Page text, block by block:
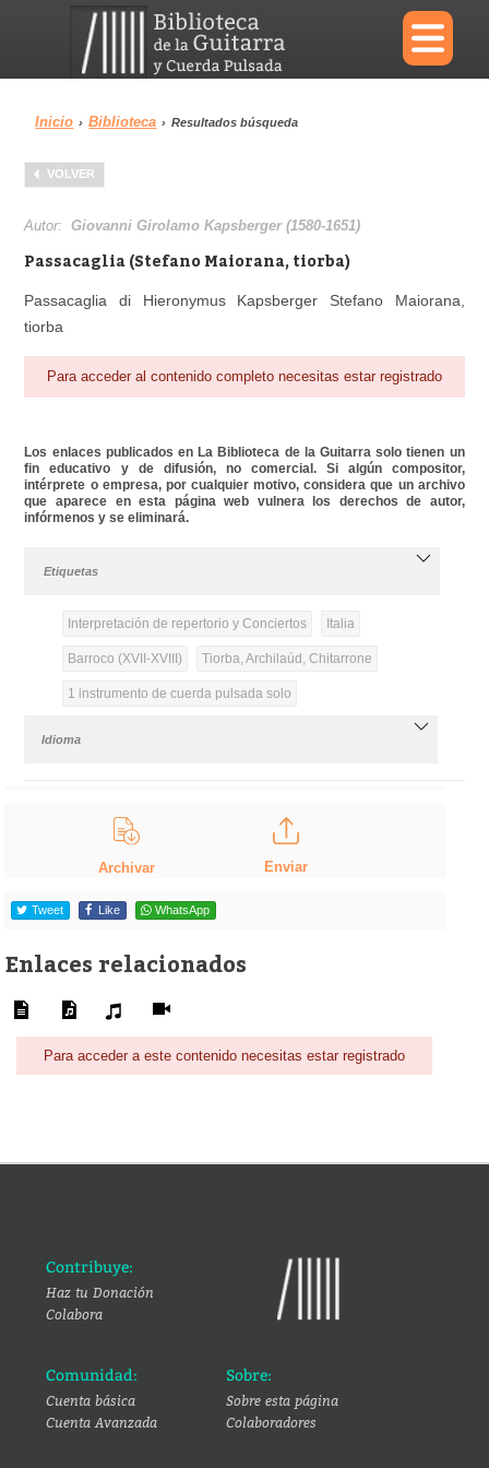
×
Menu
Biblioteca Diccionario
Área personal
Inicio › Biblioteca › Resultados búsqueda
VOLVER
Autor:Giovanni Girolamo Kapsberger (1580-1651)
Passacaglia (Stefano Maiorana, tiorba)
Passacaglia di Hieronymus Kapsberger Stefano Maiorana,
tiorba
Para acceder al contenido completo necesitas estar registrado
Los enlaces publicados en La Biblioteca de la Guitarra solo tienen un
fin educativo y de difusión, no comercial. Si algún compositor,
intérprete o empresa, por cualquier motivo, considera que un archivo
que aparece en esta página web vulnera los derechos de autor,
infórmenos y se eliminará.
Etiquetas
Interpretación de repertorio y Conciertos Italia
Barroco (XVII-XVIII) Tiorba, Archilaúd, Chitarrone
1 instrumento de cuerda pulsada solo
Idioma
Archivar Enviar
Tweet Like WhatsApp
Enlaces relacionados
Para acceder a este contenido necesitas estar registrado
Contribuye:
Haz tu Donación
Colabora
Comunidad:
Cuenta básica
Cuenta Avanzada
Sobre:
Sobre esta página
Colaboradores